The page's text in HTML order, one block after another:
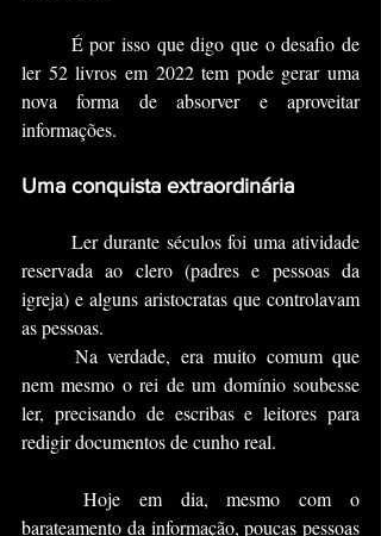
ler 52 livros em 2022 tem pode gerar uma
nova forma de absorver e aproveitar
informações.
Uma conquista extraordinária
reservada ao clero (padres e pessoas da
igreja) e alguns aristocratas que controlavam
as pessoas.
nem mesmo o rei de um domínio soubesse
ler, precisando de escribas e leitores para
redigir documentos de cunho real.
barateamento da informação, poucas pessoas